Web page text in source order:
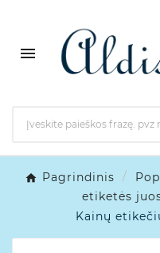

Pagrindinis
etiketės
Kainų